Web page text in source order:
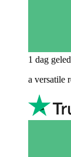
1 dag
a versatile